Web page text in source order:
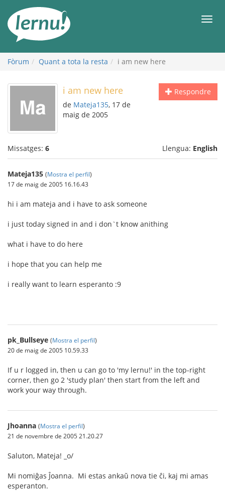
contingut
Fòrum Quant a tota la resta i am new here
Respondre
i am new here
de Mateja135, 17 de
maig de 2005
Missatges: 6 Llengua: English
Mateja135 (Mostra el perfil)
17 de maig de 2005 16.16.43
hi i am mateja and i have to ask someone
i just today signed in and i don`t know anithing
what i have to do here
i hope that you can help me
i really want to learn esperanto :9
pk_Bullseye (Mostra el perfil)
20 de maig de 2005 10.59.33
If u r logged in, then u can go to 'my lernu!' in the top-right
corner, then go 2 'study plan' then start from the left and
work your way through.
Jhoanna (Mostra el perfil)
21 de novembre de 2005 21.20.27
Saluton, Mateja! _o/
Mi nomiĝas Ĵoanna. Mi estas ankaŭ nova tie ĉi, kaj mi amas
esperanton.